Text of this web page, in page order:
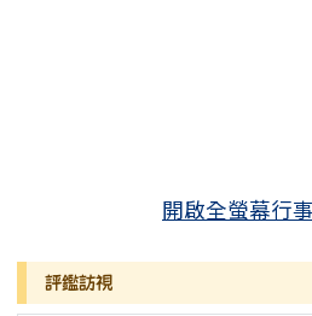
開啟全螢幕行
評鑑訪視